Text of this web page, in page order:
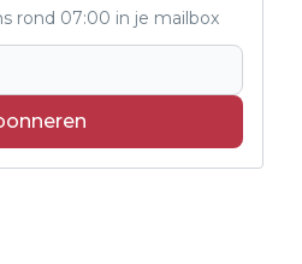
rond 07:00 in je mailbox